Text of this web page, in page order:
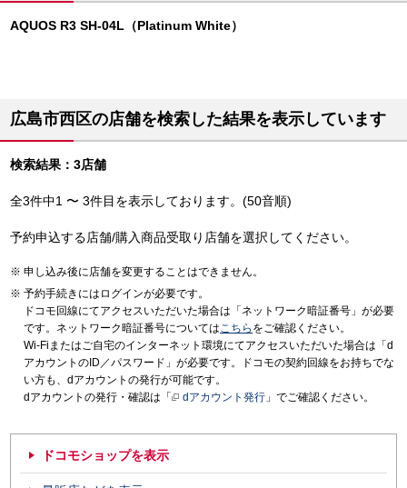
AQUOS R3 SH-04L（Platinum White）
広島市西区の店舗を検索した結果を表示しています
検索結果：3店舗
全3件中1 〜 3件目を表示しております。(50音順)
予約申込する店舗/購入商品受取り店舗を選択してください。
申し込み後に店舗を変更することはできません。
予約手続きにはログインが必要です。
ドコモ回線にてアクセスいただいた場合は「ネットワーク暗証番号」が必要
です。ネットワーク暗証番号についてはこちら をご確認ください。
Wi-Fiまたはご自宅のインターネット環境にてアクセスいただいた場合は「d
アカウントのID／パスワード」が必要です。ドコモの契約回線をお持ちでな
い方も、dアカウントの発行が可能です。
dアカウントの発行・確認は「
dアカウント発行 」でご確認ください。
ドコモショップを表示